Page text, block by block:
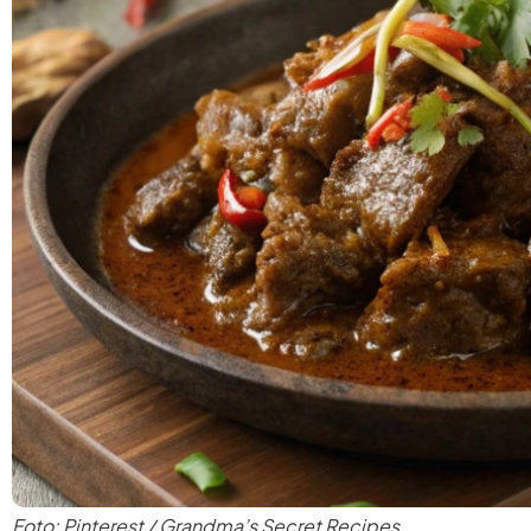
Foto: Pinterest / Grandma’s Secret Recipes